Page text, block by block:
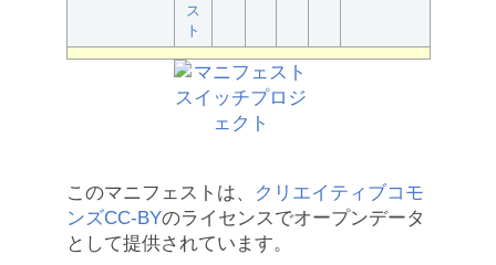
ス
ト
このマニフェストは、
クリエイティブコモ
ンズCC-BYのライセンスでオープンデータ
として提供されています。